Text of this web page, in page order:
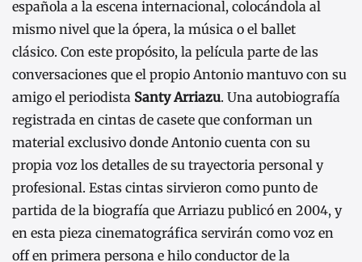
española a la escena internacional, colocándola al
mismo nivel que la ópera, la música o el ballet
clásico. Con este propósito, la película parte de las
conversaciones que el propio Antonio mantuvo con su
amigo el periodista Santy Arriazu. Una autobiografía
registrada en cintas de casete que conforman un
material exclusivo donde Antonio cuenta con su
propia voz los detalles de su trayectoria personal y
profesional. Estas cintas sirvieron como punto de
partida de la biografía que Arriazu publicó en 2004, y
en esta pieza cinematográfica servirán como voz en
off en primera persona e hilo conductor de la